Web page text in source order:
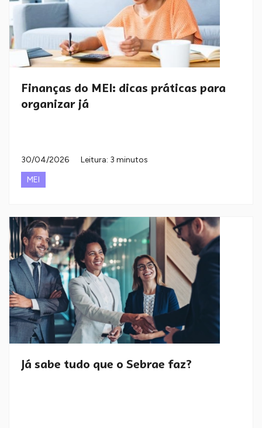
Finanças do MEI: dicas práticas para
organizar já
30/04/2026
Leitura: 3 minutos
MEI
Já sabe tudo que o Sebrae faz?